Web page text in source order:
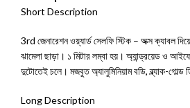
Short Description
3rd জেনারেশন ওয়্যার্ড সেলফি স্টিক – অক্স ক্যাবল
ঝামেলা ছাড়া। ১ মিটার লম্বা হয়। অ্যান্ড্রয়েড ও
দুটোতেই চলে। মজবুত অ্যালুমিনিয়াম বডি, ব্ল্যাক-গোল্ড
Long Description